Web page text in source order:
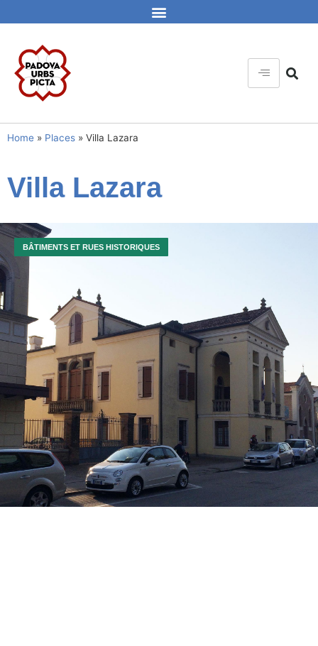
Home » Places » Villa Lazara
Villa Lazara
BÂTIMENTS ET RUES HISTORIQUES